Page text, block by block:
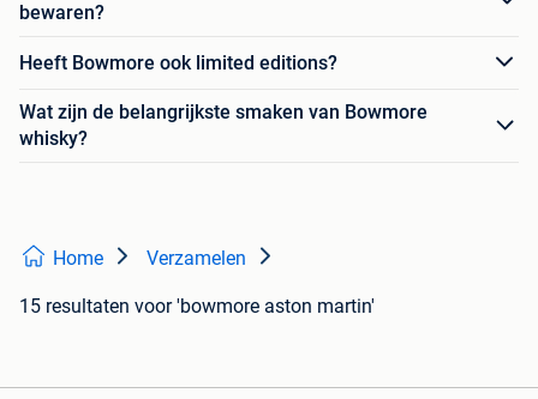
bewaren?
Heeft Bowmore ook limited editions?
Wat zijn de belangrijkste smaken van Bowmore
whisky?
Home Verzamelen
15 resultaten voor 'bowmore aston martin'